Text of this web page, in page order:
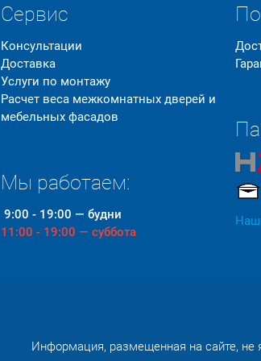
Сервис
Консультации
Доставка
Услуги по монтажу
Расчет веса межкомнатных дверей и
мебельных фасадов
Мы работаем:
9:00 - 19:00 — будни
11:00 - 19:00 — суббота
Информация, размещенная на сайте, не